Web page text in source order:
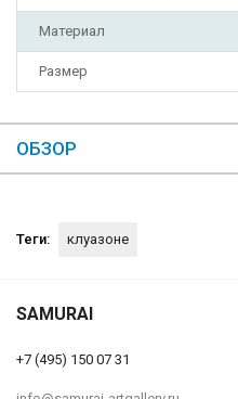
Материал
Размер
ОБЗОР
Теги: клуазоне
SAMURAI
+7 (495) 150 07 31